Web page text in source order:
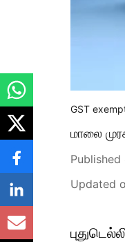
GST
மாலை
Published
Updated